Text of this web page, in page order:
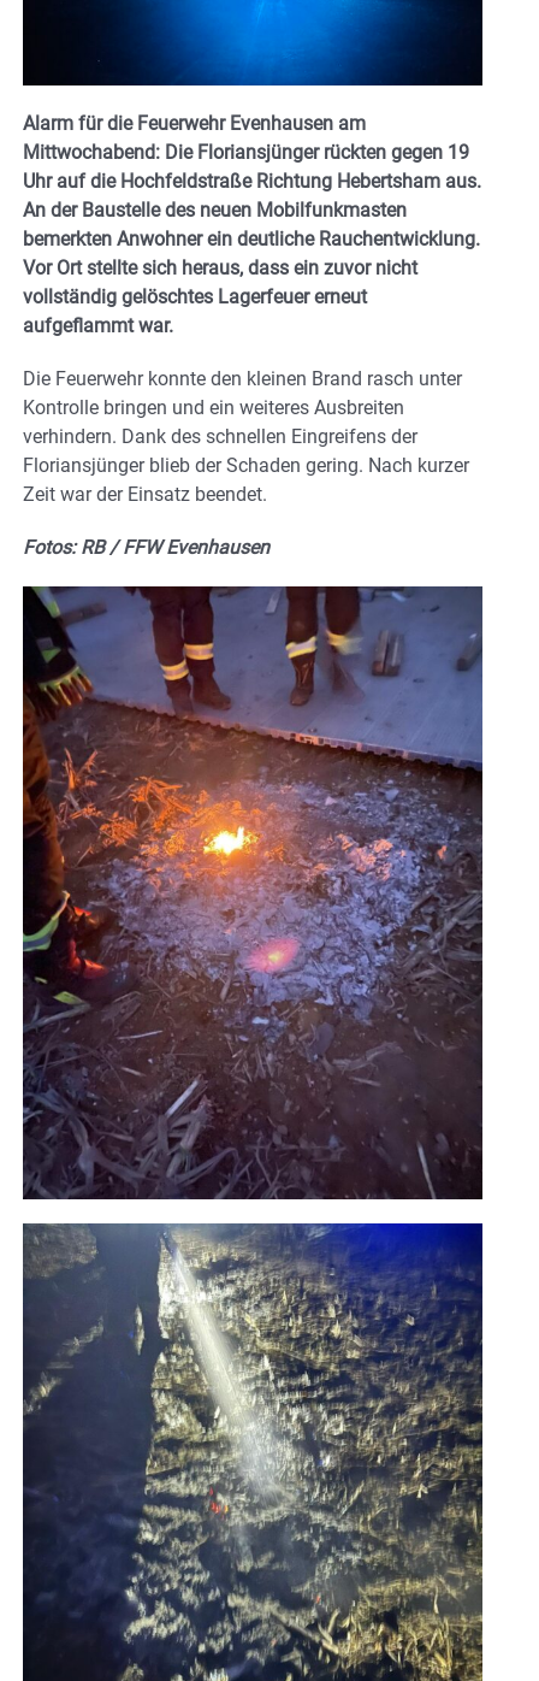
Alarm für die Feuerwehr Evenhausen am
Mittwochabend: Die Floriansjünger rückten gegen 19
Uhr auf die Hochfeldstraße Richtung Hebertsham aus.
An der Baustelle des neuen Mobilfunkmasten
bemerkten Anwohner ein deutliche Rauchentwicklung.
Vor Ort stellte sich heraus, dass ein zuvor nicht
vollständig gelöschtes Lagerfeuer erneut
aufgeflammt war.
Die Feuerwehr konnte den kleinen Brand rasch unter
Kontrolle bringen und ein weiteres Ausbreiten
verhindern. Dank des schnellen Eingreifens der
Floriansjünger blieb der Schaden gering. Nach kurzer
Zeit war der Einsatz beendet.
Fotos: RB / FFW Evenhausen